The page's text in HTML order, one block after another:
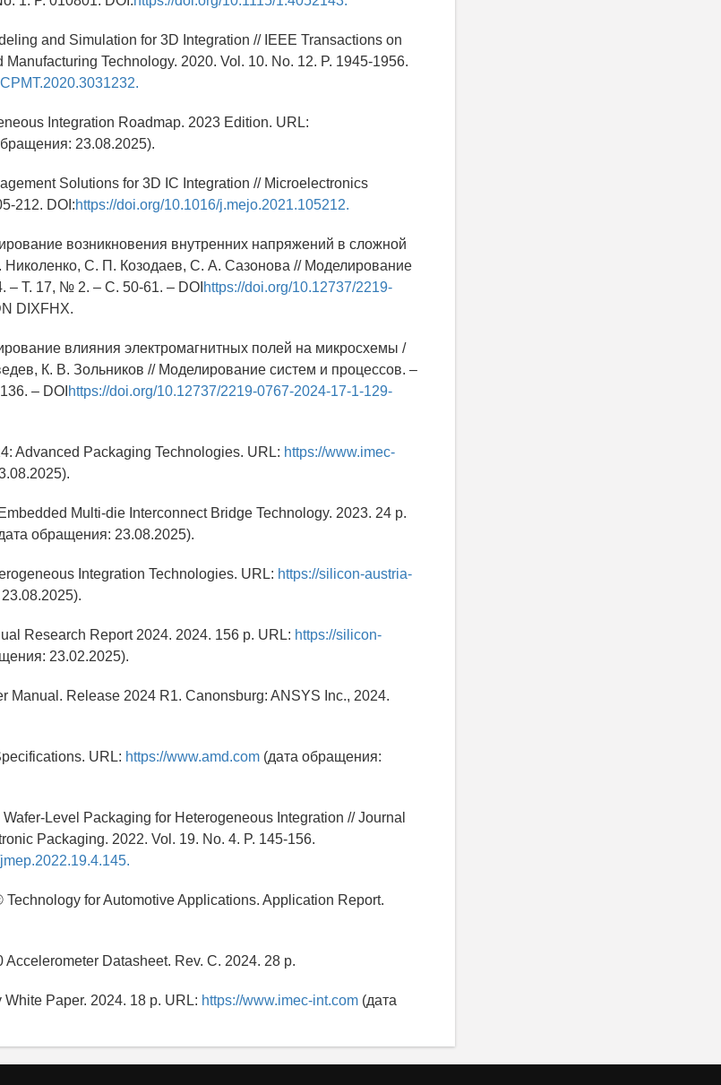
and Simulation for 3D Integration // IEEE Transactions on
Technology. 2020. Vol. 10. No. 12. P. 1945-1956.
Integration Roadmap. 2023 Edition. URL:
23.08.2025).
Solutions for 3D IC Integration // Microelectronics
212. DOI:https://doi.org/10.1016/j.mejo.2021.105212.
возникновения внутренних напряжений в сложной
Николенко, С. П. Козодаев, С. А. Сазонова // Моделирование
– Т. 17, № 2. – С. 50-61. – DOI https://doi.org/10.12737/2219-
DIXFHX.
влияния электромагнитных полей на микросхемы /
К. В. Зольников // Моделирование систем и процессов. –
– DOI https://doi.org/10.12737/2219-0767-2024-17-1-129-
Advanced Packaging Technologies. URL: https://www.imec-
Multi-die Interconnect Bridge Technology. 2023. 24 p.
обращения: 23.08.2025).
Integration Technologies. URL: https://silicon-austria-
Research Report 2024. 2024. 156 p. URL: https://silicon-
23.02.2025).
Manual. Release 2024 R1. Canonsburg: ANSYS Inc., 2024.
URL: https://www.amd.com (дата обращения:
Level Packaging for Heterogeneous Integration // Journal
Packaging. 2022. Vol. 19. No. 4. P. 145-156.
Technology for Automotive Applications. Application Report.
Datasheet. Rev. C. 2024. 28 p.
Paper. 2024. 18 p. URL: https://www.imec-int.com (дата